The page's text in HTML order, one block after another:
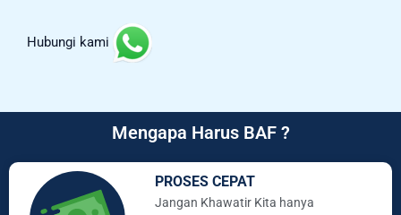
Hubungi kami
Mengapa Harus BAF ?
PROSES CEPAT
Jangan Khawatir Kita hanya